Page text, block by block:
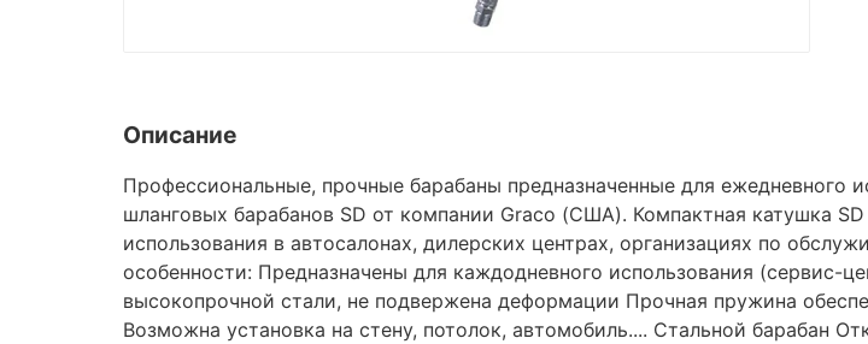
Описание
Профессиональные, прочные барабаны предназначенные для ежедневного
шланговых барабанов SD от компании Graco (США). Компактная катушка
использования в автосалонах, дилерских центрах, организациях по
особенности: Предназначены для каждодневного использования (сервис-
высокопрочной стали, не подвержена деформации Прочная пружина
Возможна установка на стену, потолок, автомобиль.... Стальной барабан